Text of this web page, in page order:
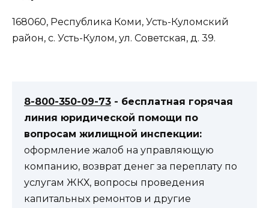
168060, Республика Коми, Усть-Куломский
район, с. Усть-Кулом, ул. Советская, д. 39.
8-800-350-09-73 - бесплатная горячая
линия юридической помощи по
вопросам жилищной инспекции:
оформление жалоб на управляющую
компанию, возврат денег за переплату по
услугам ЖКХ, вопросы проведения
капитальных ремонтов и другие